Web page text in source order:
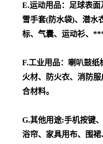
E.运动用品：足球表
雪手套(防水袋)、潜水
标、气囊、运动衫、
F.工业用品：喇叭鼓
火材、防火衣、消防
合材料。
G.其他用途:手机按键
浴帘、家具用布、围